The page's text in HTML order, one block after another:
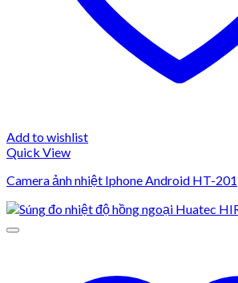
Add to wishlist
Quick View
Camera ảnh nhiệt Iphone Android HT-201